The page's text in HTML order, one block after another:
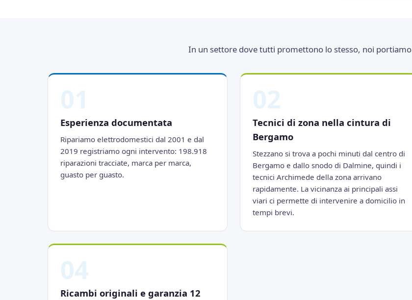
In un settore dove tutti promettono lo stesso, noi
Esperienza documentata
Ripariamo elettrodomestici dal 2001 e dal
2019 registriamo ogni intervento: 198.918
riparazioni tracciate, marca per marca,
guasto per guasto.
Tecnici di zona nella cintura di
Bergamo
Stezzano si trova a pochi minuti dal centro di
Bergamo e dallo snodo di Dalmine, quindi i
tecnici Archimede della zona arrivano
rapidamente. La vicinanza ai principali assi
viari ci permette di intervenire a domicilio in
tempi brevi.
Ricambi originali e garanzia 12